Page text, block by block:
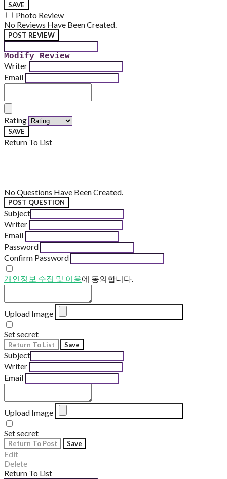
SAVE
Photo Review
No Reviews Have Been Created.
POST REVIEW
Modify Review
Writer
Email
Rating
SAVE
Return To List
No Questions Have Been Created.
POST QUESTION
Subject
Writer
Email
Password
Confirm Password
개인정보 수집 및 이용에 동의합니다.
Upload Image
Set secret
Return To List Save
Subject
Writer
Email
Upload Image
Set secret
Return To Post Save
Edit
Delete
Return To List